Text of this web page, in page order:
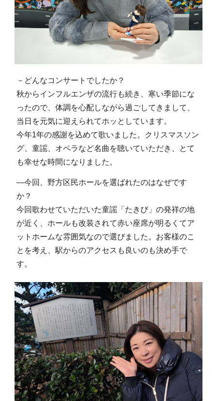
－どんなコンサートでしたか？
秋からインフルエンザの流行も続き、寒い季節にな
ったので、体調を心配しながら過ごしてきまして、
当日を元気に迎えられてホッとしています。
今年1年の感謝を込めて歌いました。クリスマスソン
グ、童謡、オペラなど名曲を聴いていただき、とて
も幸せな時間になりました。
―今回、野方区民ホールを選ばれたのはなぜです
か？
今回歌わせていただいた童謡「たきび」の発祥の地
が近く、ホールも改装されて赤い座席が明るくてア
ットホームな雰囲気なので選びました。お客様のこ
とを考え、駅からのアクセスも良いのも決め手で
す。